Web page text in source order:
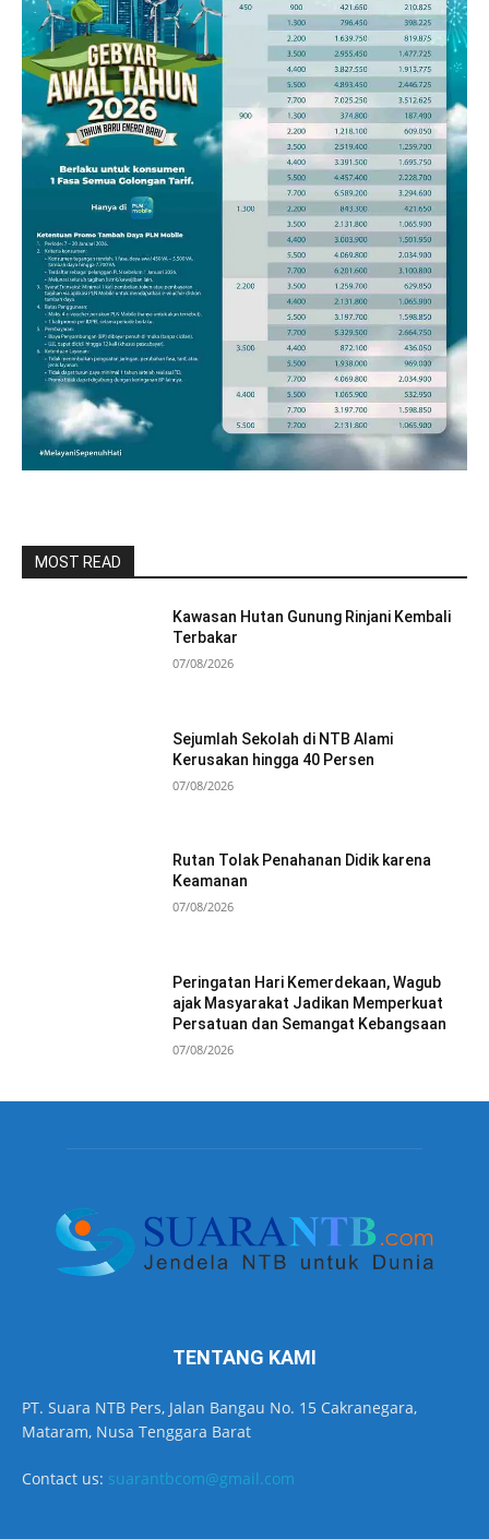
MOST READ
Kawasan Hutan Gunung Rinjani Kembali
Terbakar
07/08/2026
Sejumlah Sekolah di NTB Alami
Kerusakan hingga 40 Persen
07/08/2026
Rutan Tolak Penahanan Didik karena
Keamanan
07/08/2026
Peringatan Hari Kemerdekaan, Wagub
ajak Masyarakat Jadikan Memperkuat
Persatuan dan Semangat Kebangsaan
07/08/2026
TENTANG KAMI
PT. Suara NTB Pers, Jalan Bangau No. 15 Cakranegara,
Mataram, Nusa Tenggara Barat
Contact us: suarantbcom@gmail.com